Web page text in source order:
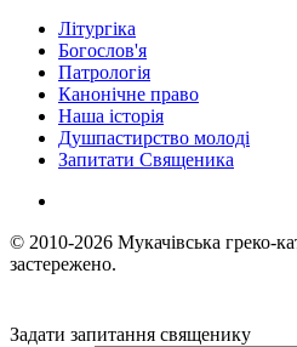
Літургіка
Богослов'я
Патрологія
Канонічне право
Наша історія
Душпастирство молоді
Запитати Священика
© 2010-2026 Мукачівська греко-
застережено.
Задати запитання священику